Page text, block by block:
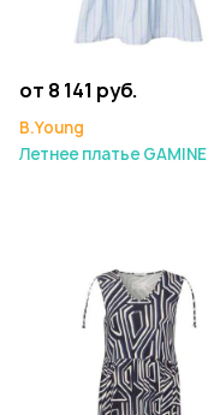
от 8 141 руб.
B.Young
Летнее платье GAMINE